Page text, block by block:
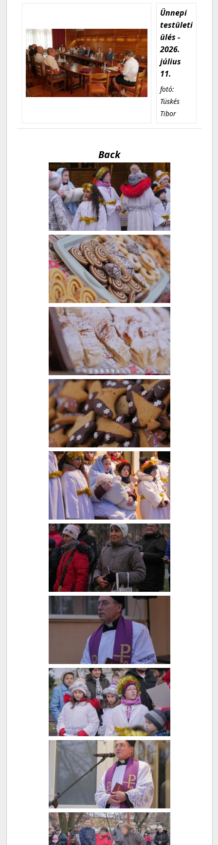
Ünnepi
testületi
ülés -
2026.
július
11.
fotó:
Tüskés
Tibor
Back